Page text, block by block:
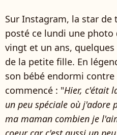
Sur Instagram, la star de
posté ce lundi une photo
vingt et un ans,
de la petite fille. En
son bébé endormi
commencé : "Hier, c'était
un peu spéciale où j'adore
ma maman combien je